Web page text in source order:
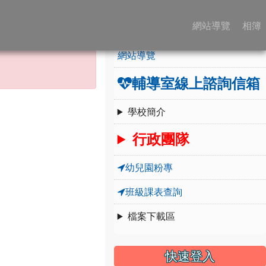
網站導覽 相簿
學校簡介
網站導覽
輔導室線上諮詢信箱
學校簡介
行政團隊
幼兒園粉專
班級課表查詢
檔案下載區
快速登入